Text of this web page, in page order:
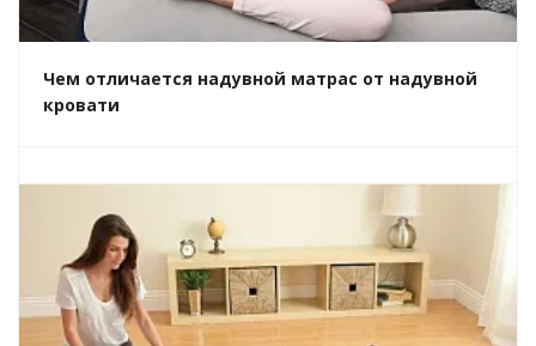
Чем отличается надувной матрас от надувной
кровати